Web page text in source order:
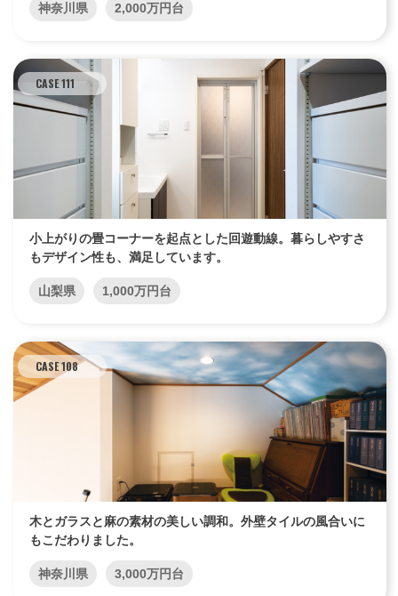
神奈川県 2,000万円台
CASE 111
小上がりの畳コーナーを起点とした回遊動線。暮らしやすさ
もデザイン性も、満足しています。
山梨県 1,000万円台
CASE 108
木とガラスと麻の素材の美しい調和。外壁タイルの風合いに
もこだわりました。
神奈川県 3,000万円台